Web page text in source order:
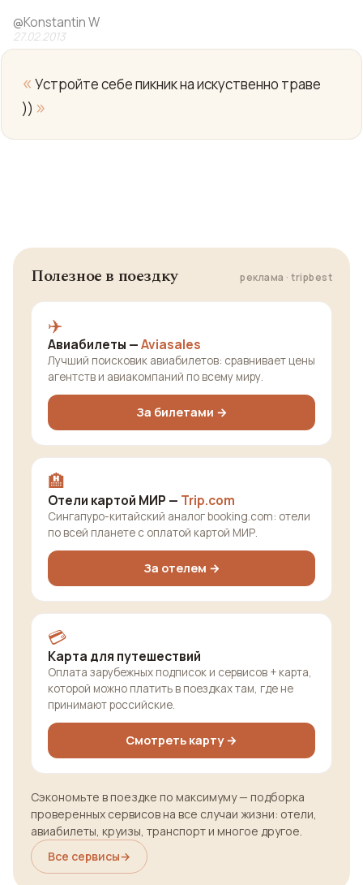
@Konstantin W
27.02.2013
« Устройте себе пикник на искуственно траве
)) »
Полезное в поездку реклама · tripbest
✈️
Авиабилеты —Aviasales
Лучший поисковик авиабилетов: сравнивает цены
агентств и авиакомпаний по всему миру.
За билетами →
🏨
Отели картой МИР — Trip.com
Сингапуро-китайский аналог booking.com: отели
по всей планете с оплатой картой МИР.
За отелем →
💳
Карта для путешествий
Оплата зарубежных подписок и сервисов + карта,
которой можно платить в поездках там, где не
принимают российские.
Смотреть карту →
Сэкономьте в поездке по максимуму — подборка
проверенных сервисов на все случаи жизни: отели,
авиабилеты, круизы, транспорт и многое другое.
Все сервисы→